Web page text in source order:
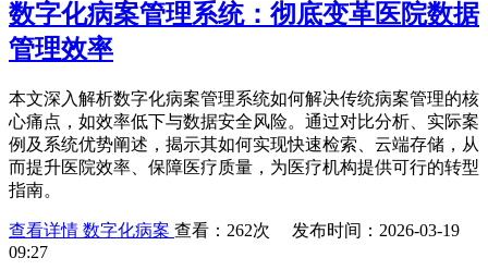
数字化病案管理系统：彻底变革医院数据
管理效率
本文深入解析数字化病案管理系统如何解决传统病案管理的核
心痛点，如效率低下与数据安全风险。通过对比分析、实际案
例及系统优势阐述，揭示其如何实现快速检索、云端存储，从
而提升医院效率、保障医疗质量，为医疗机构提供可行的转型
指南。
查看详情 数字化病案 查看：262次 发布时间：2026-03-19
09:27